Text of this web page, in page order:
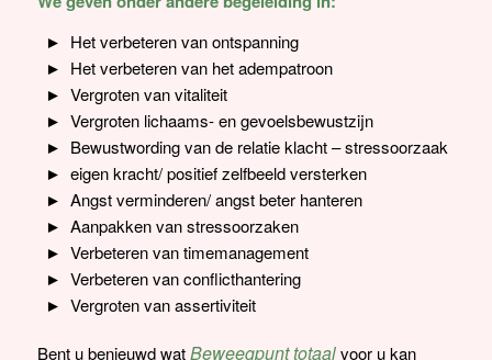
Het verbeteren van ontspanning
Het verbeteren van het adempatroon
Vergroten van vitaliteit
Vergroten lichaams- en gevoelsbewustzijn
Bewustwording van de relatie klacht – stressoorzaak
eigen kracht/ positief zelfbeeld versterken
Angst verminderen/ angst beter hanteren
Aanpakken van stressoorzaken
Verbeteren van timemanagement
Verbeteren van conflicthantering
Vergroten van assertiviteit
Bent u benieuwd watBeweegpunt totaalvoor u kan